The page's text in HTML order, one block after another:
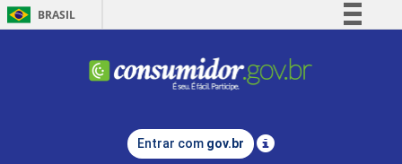
BRASIL
Comunica BR
Legislação
Entrar com gov.br